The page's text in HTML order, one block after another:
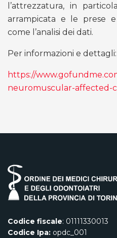
l’attrezzatura, in
arrampicata e le prese
come l’analisi dei dati.
Per informazioni e dettagli:
https://
neuromuscular-affected-
Codice fiscale: 01111330013
Codice Ipa: opdc_001